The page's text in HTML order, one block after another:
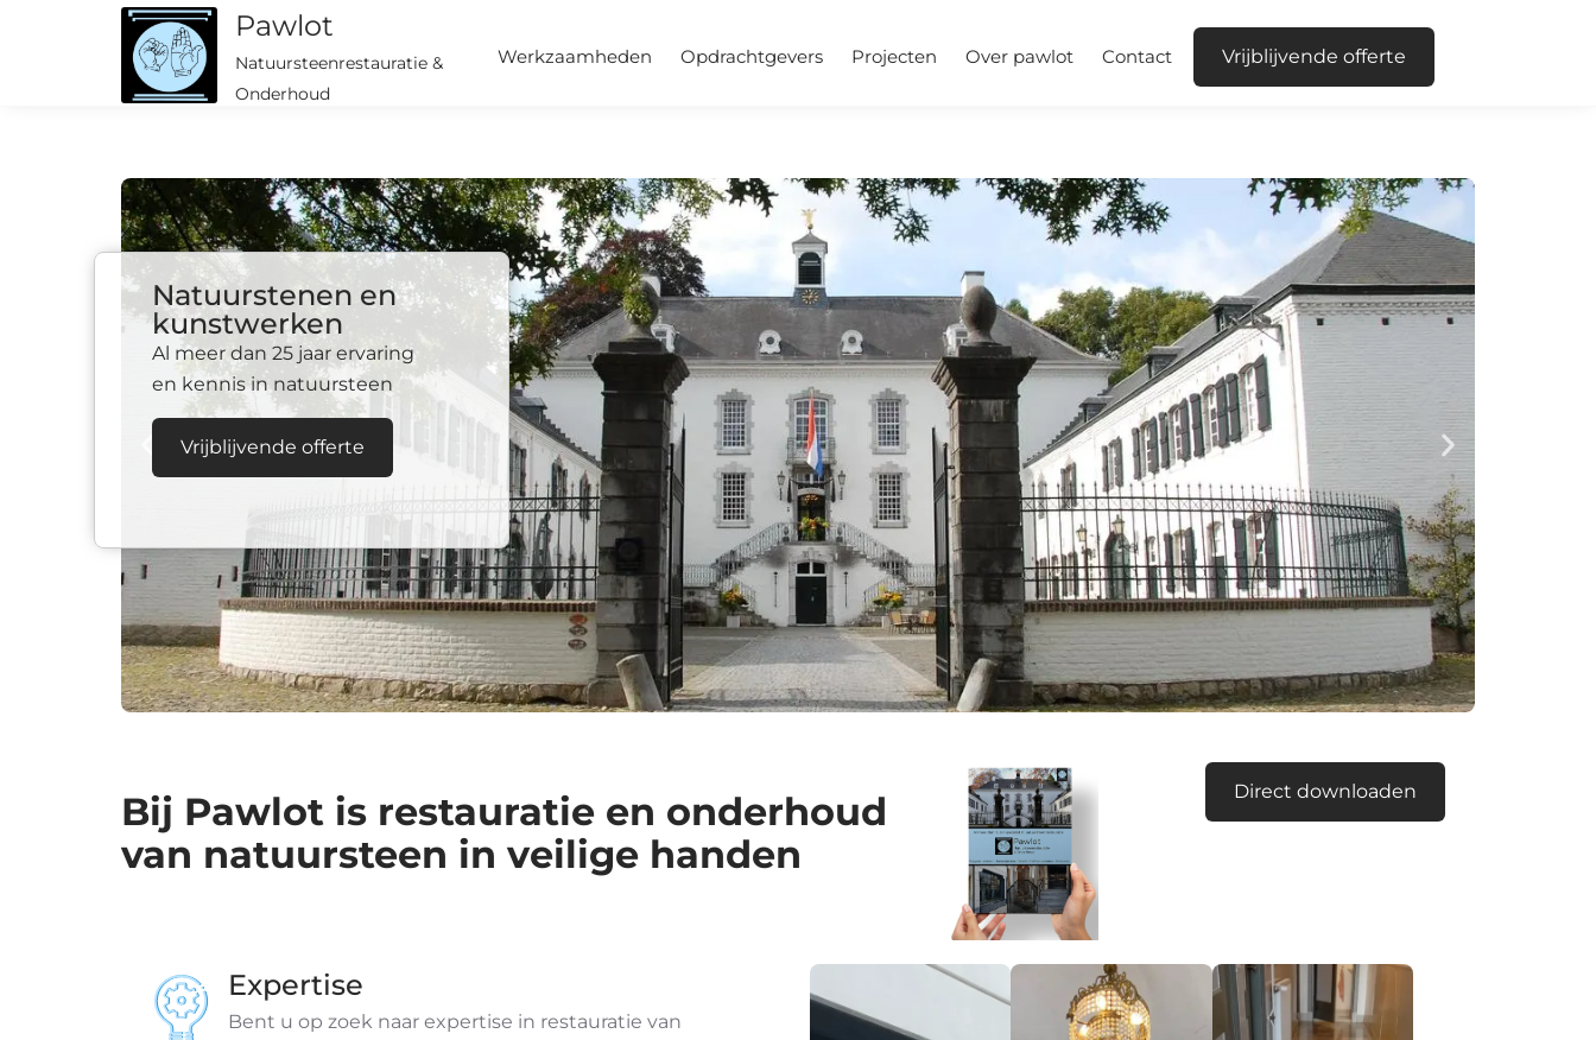
Pawlot
Natuursteenrestauratie &
Onderhoud
Werkzaamheden Opdrachtgevers Projecten Over pawlot Contact Vrijblijvende offerte
Natuurstenen en
kunstwerken
Al meer dan 25 jaar ervaring
en kennis in natuursteen
Vrijblijvende offerte
Bij Pawlot is restauratie en onderhoud
van natuursteen in veilige handen
Direct downloaden
Expertise
Bent u op zoek naar expertise in restauratie van